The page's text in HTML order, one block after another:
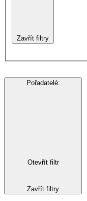
Zavřít filtry
Pořadatelé:
Otevřít filtr
Zavřít filtry